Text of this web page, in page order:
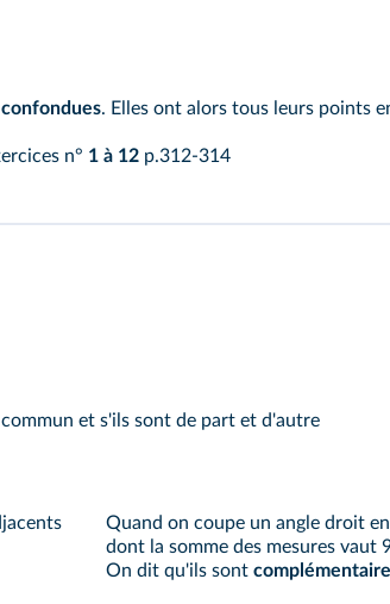
confondues. Elles ont alors tous leurs points
n° 1 à 12 p.312-314
et s'ils sont de part et d'autre
Quand on coupe un angle droit
dont la somme des mesures vaut
On dit qu'ils sont